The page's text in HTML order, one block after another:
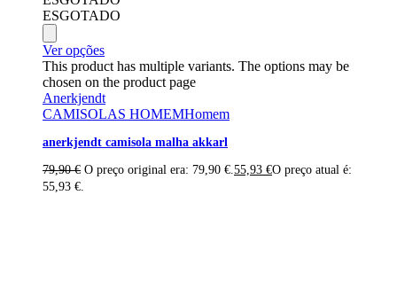
ESGOTADO
Ver opções
This product has multiple variants. The options may be
chosen on the product page
Anerkjendt
CAMISOLAS HOMEMHomem
anerkjendt camisola malha akkarl
79,90€ O preço original era: 79,90 €. 55,93 €O preço atual é:
55,93 €.